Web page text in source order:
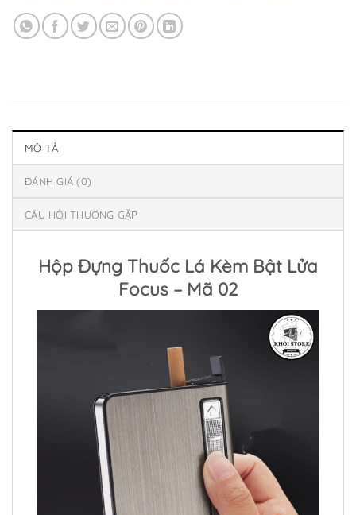
MÔ TẢ
ĐÁNH GIÁ (0)
CÂU HỎI THƯỜNG GẶP
Hộp Đựng Thuốc Lá Kèm Bật Lửa
Focus – Mã 02